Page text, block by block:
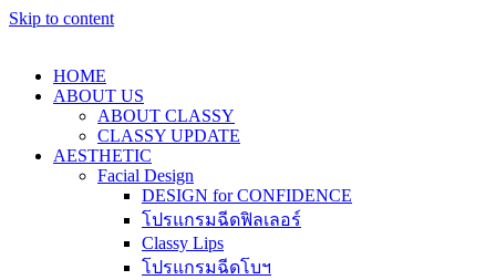
Skip to content
HOME
ABOUT US
ABOUT CLASSY
CLASSY UPDATE
AESTHETIC
Facial Design
DESIGN for CONFIDENCE
โปรแกรมฉีดฟิลเลอร์
Classy Lips
โปรแกรมฉีดโบฯ